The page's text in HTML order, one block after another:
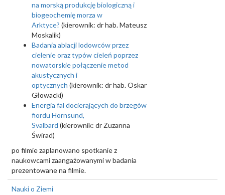
na morską produkcję biologiczną i
biogeochemię morza w
Arktyce? (kierownik: dr hab. Mateusz
Moskalik)
Badania ablacji lodowców przez
cielenie oraz typów cieleń poprzez
nowatorskie połączenie metod
akustycznych i
optycznych (kierownik: dr hab. Oskar
Głowacki)
Energia fal docierających do brzegów
fiordu Hornsund,
Svalbard (kierownik: dr Zuzanna
Świrad)
po filmie zaplanowano spotkanie z
naukowcami zaangażowanymi w badania
prezentowane na filmie.
Nauki o Ziemi